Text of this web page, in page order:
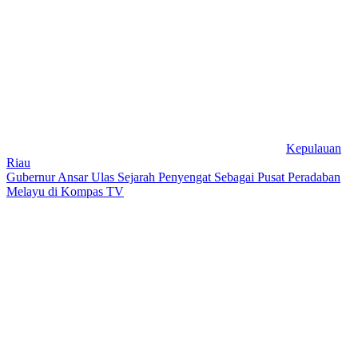
Kepulauan
Riau
Gubernur Ansar Ulas Sejarah Penyengat Sebagai Pusat Peradaban
Melayu di Kompas TV